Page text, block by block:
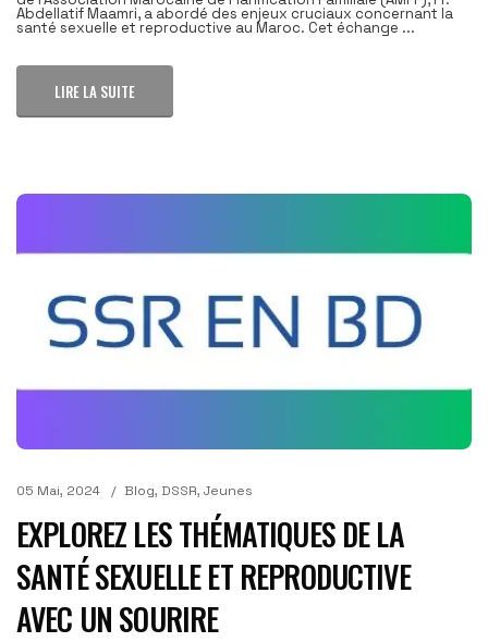
Abdellatif Maamri, a abordé des enjeux cruciaux concernant la
santé sexuelle et reproductive au Maroc. Cet échange ...
LIRE LA SUITE
05 Mai, 2024 Blog, DSSR, Jeunes
EXPLOREZ LES THÉMATIQUES DE LA
SANTÉ SEXUELLE ET REPRODUCTIVE
AVEC UN SOURIRE